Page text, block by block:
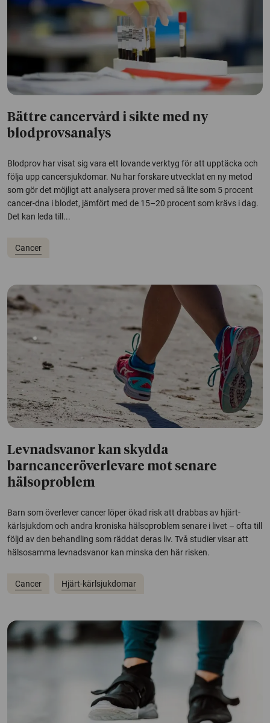
Bättre cancervård i sikte med ny
blodprovsanalys
Blodprov har visat sig vara ett lovande verktyg för att upptäcka och
följa upp cancersjukdomar. Nu har forskare utvecklat en ny metod
som gör det möjligt att analysera prover med så lite som 5 procent
cancer-dna i blodet, jämfört med de 15–20 procent som krävs i dag.
Det kan leda till...
Cancer
Levnadsvanor kan skydda
barncanceröverlevare mot senare
hälsoproblem
Barn som överlever cancer löper ökad risk att drabbas av hjärt-
kärlsjukdom och andra kroniska hälsoproblem senare i livet – ofta till
följd av den behandling som räddat deras liv. Två studier visar att
hälsosamma levnadsvanor kan minska den här risken.
Cancer Hjärt-kärlsjukdomar